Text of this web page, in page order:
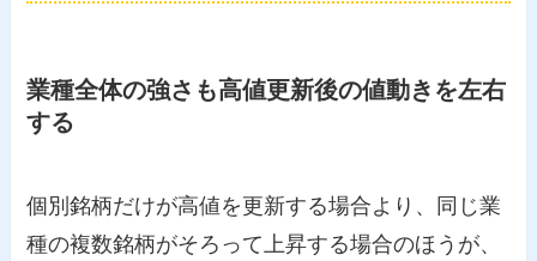
業種全体の強さも高値更新後の値動きを左右
する
個別銘柄だけが高値を更新する場合より、同じ業
種の複数銘柄がそろって上昇する場合のほうが、